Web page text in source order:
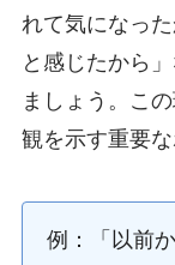
れて気になっ
と感じたから
ましょう。こ
観を示す重要な
例：「以前